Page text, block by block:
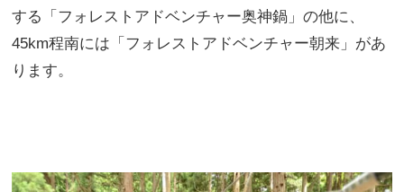
する「フォレストアドベンチャー奥神鍋」の他に、
45km程南には「フォレストアドベンチャー朝来」があ
ります。